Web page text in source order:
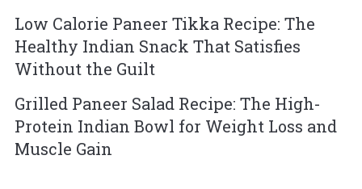
Low Calorie Paneer Tikka Recipe: The
Healthy Indian Snack That Satisfies
Without the Guilt
Grilled Paneer Salad Recipe: The High-
Protein Indian Bowl for Weight Loss and
Muscle Gain